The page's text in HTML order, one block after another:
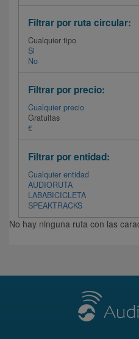
Filtrar por ruta circular:
Cualquier tipo
Si
No
Filtrar por precio:
Cualquier precio
Gratuitas
€
Filtrar por entidad:
Cualquier entidad
AUDIORUTA
LABABICICLETA
SPEAKTRACKS
No hay ninguna ruta con las